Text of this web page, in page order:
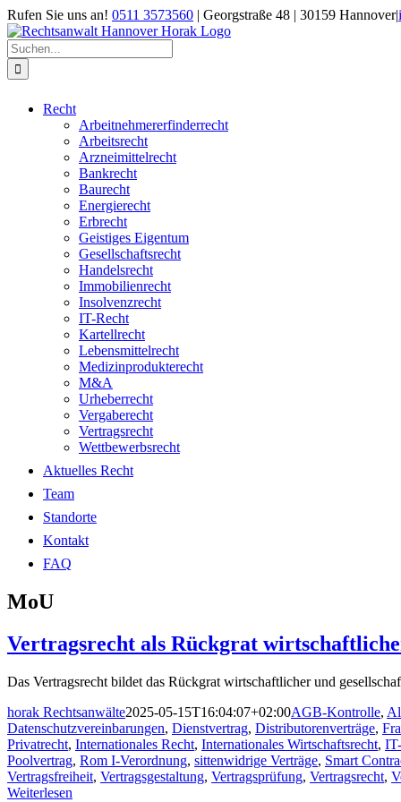
Zum
Inhalt
springen
Rufen Sie uns an! 0511 3573560 | Georgstraße 48 | 30159 Hannover|
Suche
nach:
Recht
Arbeitnehmererfinderrecht
Arbeitsrecht
Arzneimittelrecht
Bankrecht
Baurecht
Energierecht
Erbrecht
Geistiges Eigentum
Gesellschaftsrecht
Handelsrecht
Immobilienrecht
Insolvenzrecht
IT-Recht
Kartellrecht
Lebensmittelrecht
Medizinprodukterecht
M&A
Urheberrecht
Vergaberecht
Vertragsrecht
Wettbewerbsrecht
Aktuelles Recht
Team
Standorte
Kontakt
FAQ
MoU
Vertragsrecht als Rückgrat
Das Vertragsrecht bildet das Rückgrat wirtschaftlicher und
horak Rechtsanwälte2025-05-15T16:04:07+02:00AGB-Kontrolle,
Datenschutzvereinbarungen, Dienstvertrag, Distributorenverträge,
Privatrecht, Internationales Recht, Internationales Wirtschaftsrecht,
Poolvertrag, Rom I-Verordnung, sittenwidrige Verträge, Smart
Vertragsfreiheit, Vertragsgestaltung, Vertragsprüfung, Vertragsrecht,
Weiterlesen